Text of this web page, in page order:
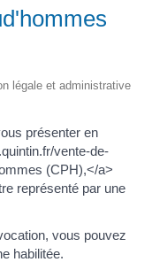
légale et administrative
présenter en
vente-de-
(CPH),</a>
représenté par une
vous pouvez
habilitée.